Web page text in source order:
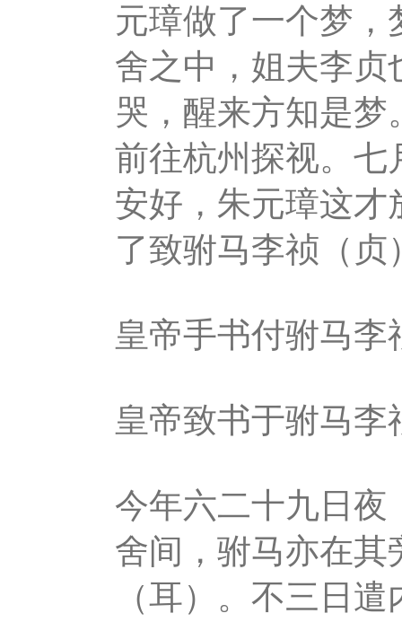
元璋做了一个梦
舍之中，姐夫李贞
哭，醒来方知是
前往杭州探视。七
安好，朱元璋这才
了致驸马李祯（
皇帝手书付驸马李
皇帝致书于驸马李
今年六二十九日夜
舍间，驸马亦在其
（耳）。不三日